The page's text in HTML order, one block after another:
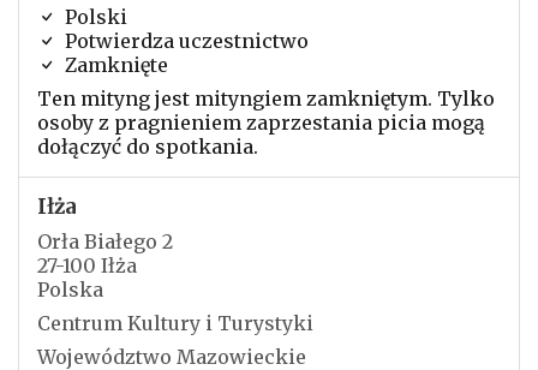
Polski
Potwierdza uczestnictwo
Zamknięte
Ten mityng jest mityngiem zamkniętym. Tylko
osoby z pragnieniem zaprzestania picia mogą
dołączyć do spotkania.
Iłża
Orła Białego 2
27-100 Iłża
Polska
Centrum Kultury i Turystyki
Województwo Mazowieckie